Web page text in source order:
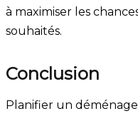
à maximiser les
souhaités.
Conclusion
Planifier un